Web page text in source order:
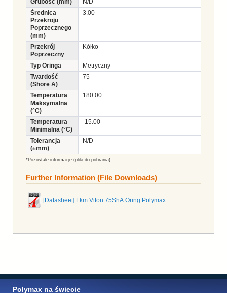
Grubość (mm)
N/D
Średnica
Przekroju
Poprzecznego
(mm)
3.00
Przekrój
Poprzeczny
Kółko
Typ Oringa
Metryczny
Twardość
(Shore A)
75
Temperatura
Maksymalna
(°C)
180.00
Temperatura
Minimalna (°C)
-15.00
Tolerancja
(±mm)
N/D
*Pozostałe informacje (pliki do pobrania)
Further Information (File Downloads)
[Datasheet] Fkm Viton 75ShA Oring Polymax
Polymax na świecie